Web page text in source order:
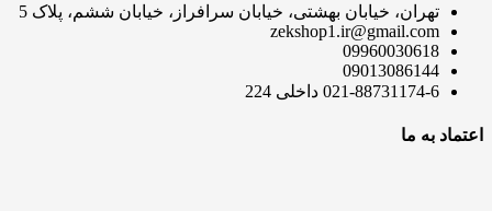
تهران، خیابان بهشتی، خیابان سرافراز، خیابان ششم، پلاک 5
zekshop1.ir@gmail.com
09960030618
09013086144
021-88731174-6 داخلی 224
اعتماد به ما